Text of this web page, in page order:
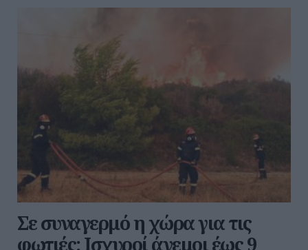
Σε συναγερμό η χώρα για τις
φωτιές: Ισχυροί άνεμοι έως 9